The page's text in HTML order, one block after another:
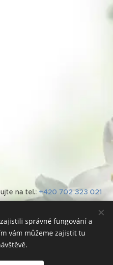
na tel.:+420 702 323 021
správné fungování a
vám můžeme zajistit tu